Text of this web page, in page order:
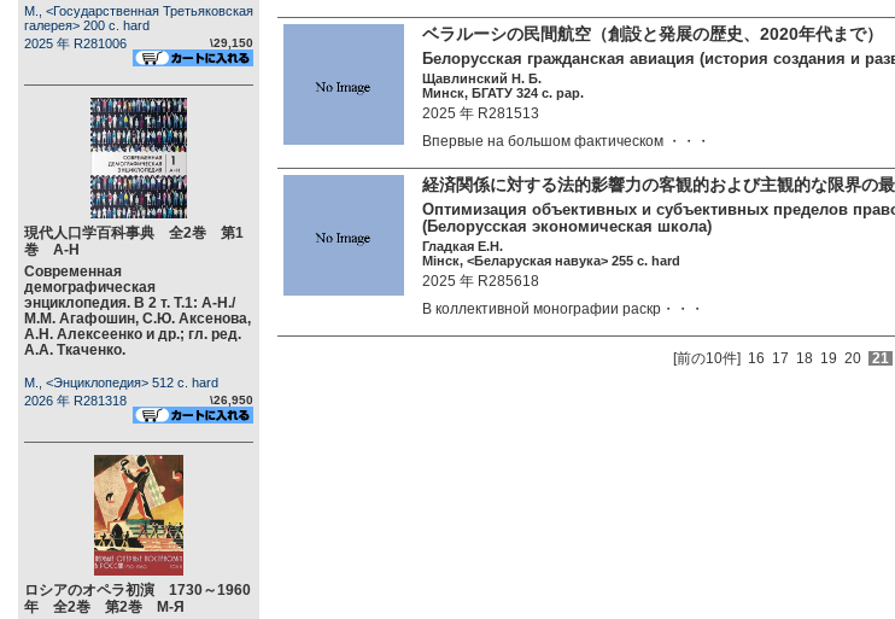
М., <Государственная Третьяковская
галерея> 200 c. hard
2025 年 R281006
\29,150
現代人口学百科事典 全2巻 第1
巻 А-Н
Современная
демографическая
энциклопедия. В 2 т. Т.1: А-Н./
М.М. Агафошин, С.Ю. Аксенова,
А.Н. Алексеенко и др.; гл. ред.
А.А. Ткаченко.
М., <Энциклопедия> 512 c. hard
2026 年 R281318
\26,950
ロシアのオペラ初演 1730～1960
年 全2巻 第2巻 М-Я
ベラルーシの民間航空（創設と発展の歴史、2020年代まで）
Белорусская гражданская авиация (история создания и
Щавлинский Н. Б.
Минск, БГАТУ 324 c. pap.
2025 年 R281513
Впервые на большом фактическом ・・・
経済関係に対する法的影響力の客観的および主観的な限界の
Оптимизация объективных и субъективных пределов
(Белорусская экономическая школа)
Гладкая Е.Н.
Мiнск, <Беларуская навука> 255 c. hard
2025 年 R285618
В коллективной монографии раскр・・・
[前の10件] 16 17 18 19 20 21